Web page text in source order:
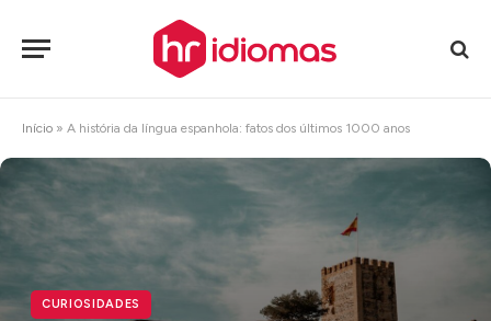
Início » A história da língua espanhola: fatos dos últimos 1000 anos
CURIOSIDADES